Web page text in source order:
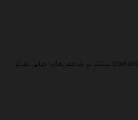
در مقابل، Operational Dashboard بیشتر بر شاخص‌های اجرایی تمرکز